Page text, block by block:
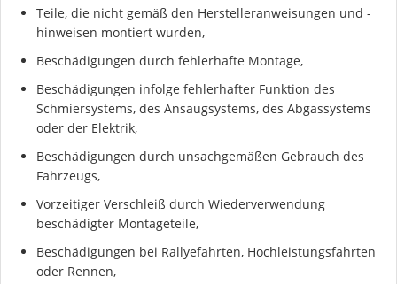
Teile, die nicht gemäß den Herstelleranweisungen und -
hinweisen montiert wurden,
Beschädigungen durch fehlerhafte Montage,
Beschädigungen infolge fehlerhafter Funktion des
Schmiersystems, des Ansaugsystems, des Abgassystems
oder der Elektrik,
Beschädigungen durch unsachgemäßen Gebrauch des
Fahrzeugs,
Vorzeitiger Verschleiß durch Wiederverwendung
beschädigter Montageteile,
Beschädigungen bei Rallyefahrten, Hochleistungsfahrten
oder Rennen,
Ich stimme der DSGVO zu